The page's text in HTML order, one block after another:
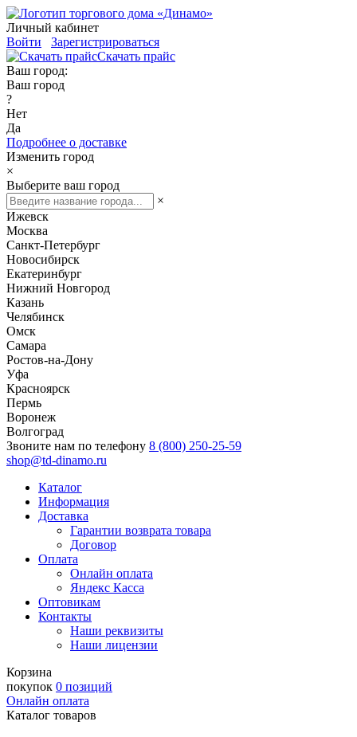
Личный кабинет
Войти
Зарегистрироваться
Скачать прайс
Ваш город:
Ваш город
?
Нет
Да
Подробнее о доставке
Изменить город
×
Выберите ваш город
×
Ижевск
Москва
Санкт-Петербург
Новосибирск
Екатеринбург
Нижний Новгород
Казань
Челябинск
Омск
Самара
Ростов-на-Дону
Уфа
Красноярск
Пермь
Воронеж
Волгоград
Звоните нам по телефону 8 (800) 250-25-59
shop@td-dinamo.ru
Каталог
Информация
Доставка
Гарантии возврата товара
Договор
Оплата
Онлайн оплата
Яндекс Касса
Оптовикам
Контакты
Наши реквизиты
Наши лицензии
Корзина
покупок 0 позиций
Онлайн оплата
Каталог товаров